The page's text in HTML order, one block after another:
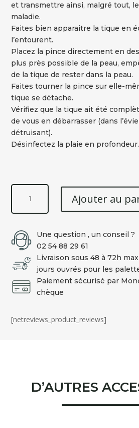
et transmettre ainsi, malgré tout,
maladie.
Faites bien apparaitre la tique en
l’entourent.
Placez la pince directement en
plus près possible de la peau,
de la tique de rester dans la peau.
Faites tourner la pince sur elle-
tique se détache.
Vérifiez que la tique ait été
de vous en débarrasser (dans
détruisant).
Désinfectez la plaie en profondeur.
quantité
TIRE-
pince
LEMMY
Ajouter au
Une question , un conseil ?
02 54 88 29 61
Livraison sous 48 à 72h
jours ouvrés pour les
Paiement sécurisé par
chèque
[netreviews_product_reviews]
D’AUTRES